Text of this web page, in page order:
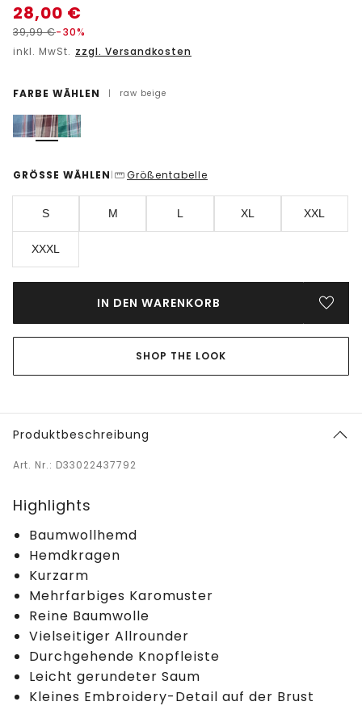
28,00 €
39,99€-30%
inkl. MwSt. zzgl. Versandkosten
FARBE WÄHLEN | raw beige
GRÖSSE WÄHLEN | Größentabelle
S M L XL XXL
XXXL
IN DEN WARENKORB
SHOP THE LOOK
Produktbeschreibung
Art. Nr.: D33022437792
Highlights
Baumwollhemd
Hemdkragen
Kurzarm
Mehrfarbiges Karomuster
Reine Baumwolle
Vielseitiger Allrounder
Durchgehende Knopfleiste
Leicht gerundeter Saum
Kleines Embroidery-Detail auf der Brust